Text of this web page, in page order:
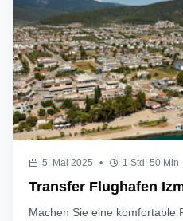
5. Mai 2025 • 1 Std. 50 Min
Transfer Flughafen
Machen Sie eine komfortable